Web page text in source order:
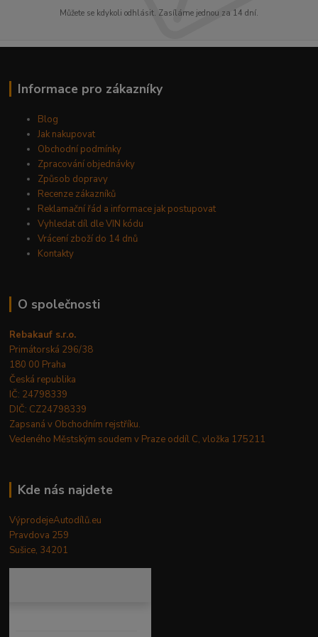
Můžete se kdykoli odhlásit. Zasíláme jednou za 14 dní.
Informace pro zákazníky
Blog
Jak nakupovat
Obchodní podmínky
Zpracování objednávky
Způsob dopravy
Recenze zákazníků
Reklamační řád a informace jak postupovat
Vyhledat díl dle VIN kódu
Vrácení zboží do 14 dnů
Kontakty
O společnosti
Rebakauf s.r.o.
Primátorská 296/38
180 00 Praha
Česká republika
IČ: 24798339
DIČ: CZ24798339
Zapsaná v Obchodním rejstříku.
Vedeného Městským soudem v Praze oddíl C, vložka 175211
Kde nás najdete
VýprodejeAutodílů.eu
Pravdova 259
Sušice, 34201